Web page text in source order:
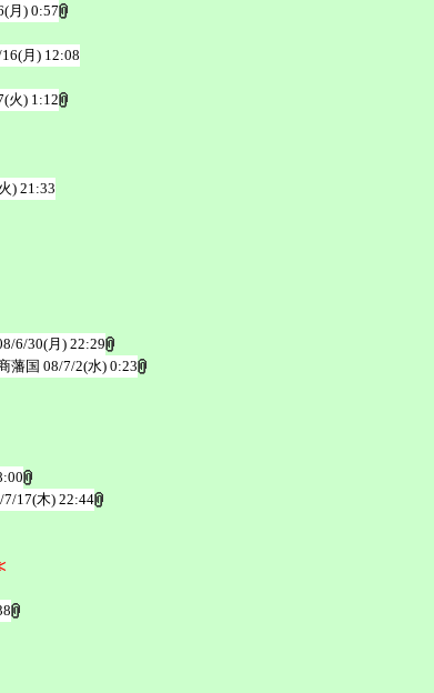
月) 0:57
月) 12:08
火) 1:12
) 21:33
6/30(月) 22:29
藩国 08/7/2(水) 0:23
7/17(木) 22:44